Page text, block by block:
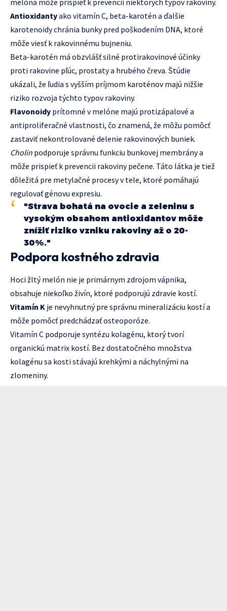
Antioxidantyako vitamín C, beta-karotén a ďalšie
karotenoidy chránia bunky pred poškodením DNA, ktoré
môže viesť k rakovinnému bujneniu.
Beta-karotén má obzvlášť silné protirakovinové účinky
proti rakovine pľúc, prostaty a hrubého čreva. Štúdie
ukázali, že ľudia s vyšším príjmom karoténov majú nižšie
riziko rozvoja týchto typov rakoviny.
Flavonoidy prítomné v melóne majú protizápalové a
antiproliferačné vlastnosti, čo znamená, že môžu pomôcť
zastaviť nekontrolované delenie rakovinových buniek.
Cholin podporuje správnu funkciu bunkovej membrány a
môže prispieť k prevencii rakoviny pečene. Táto látka je tiež
dôležitá pre metylačné procesy v tele, ktoré pomáhajú
regulovať génovu expresiu.
"Strava bohatá na ovocie a zeleninu s
vysokým obsahom antioxidantov môže
znížiť riziko vzniku rakoviny až o 20-
30%."
Podpora kostného zdravia
Hoci žltý melón nie je primárnym zdrojom vápnika,
obsahuje niekoľko živín, ktoré podporujú zdravie kostí.
Vitamín K je nevyhnutný pre správnu mineralizáciu kostí a
môže pomôcť predchádzať osteoporóze.
Vitamín C podporuje syntézu kolagénu, ktorý tvorí
organickú matrix kostí. Bez dostatočného množstva
kolagénu sa kosti stávajú krehkými a náchylnými na
zlomeniny.